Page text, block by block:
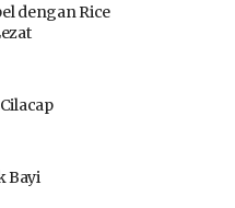
dengan Rice
Bayi